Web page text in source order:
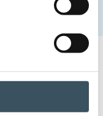
päätäntävallan
komissio,ilmasto,